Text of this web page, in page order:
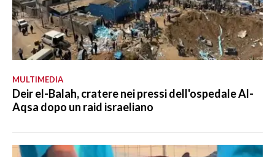
MULTIMEDIA
Deir el-Balah, cratere nei pressi dell'ospedale Al-
Aqsa dopo un raid israeliano